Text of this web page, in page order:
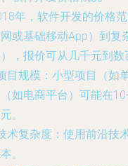
年，软件开发的价格
或基础移动App）到复
，报价可从几千元到数
目规模：小型项目（如
如电商平台）可能在
。
术复杂度：使用前沿技
。